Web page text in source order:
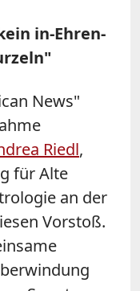
in-Ehren-
News"
Riedl,
für Alte
an der
Vorstoß.